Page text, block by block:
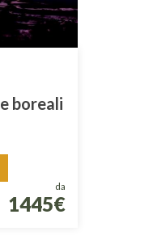
boreali
da
1445€